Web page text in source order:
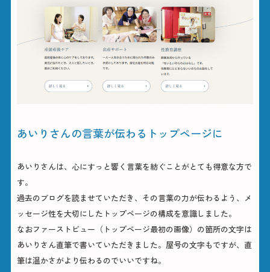
あいりさんの言葉が伝わるトップページに
あいりさんは、心にすっと響く言葉を紡ぐことがとても得意な方で
す。
過去のブログを読ませていただき、その言葉の力が伝わるよう、メ
ッセージ性を大切にしたトップページの構成を意識しました。
なおファーストビュー（トップページ最初の画像）の箇所の文字は
あいりさん直筆で書いていただきました。屋号の文字もですが、直
筆は温かさがより伝わるのでいいですね。